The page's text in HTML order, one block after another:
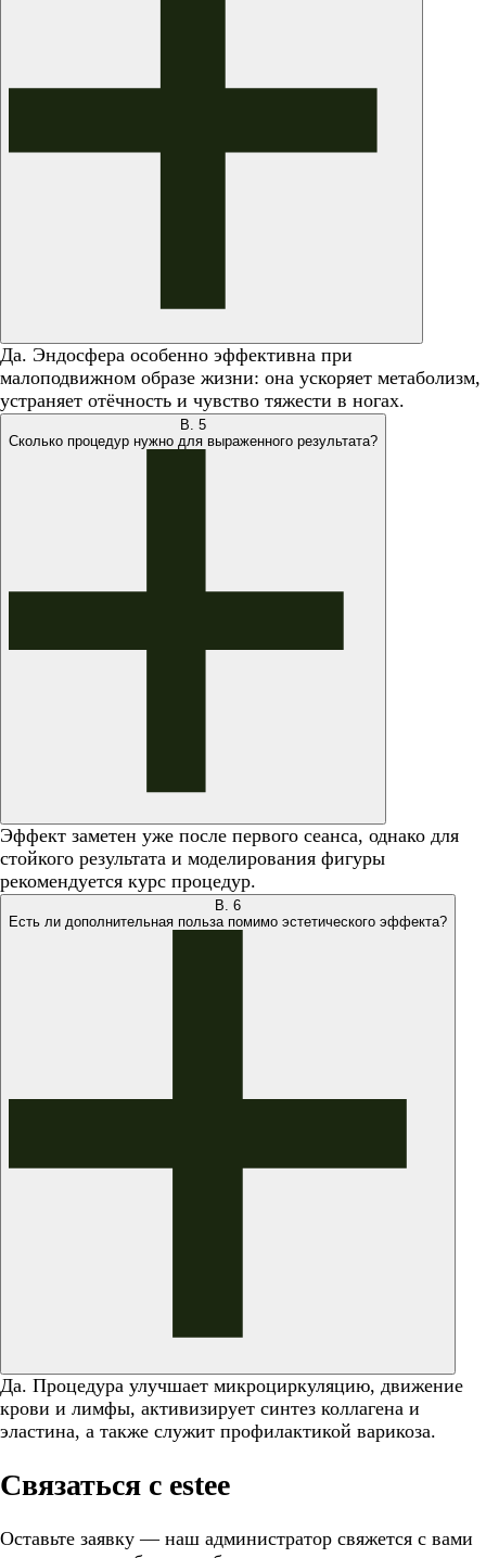
Да. Эндосфера особенно эффективна при
малоподвижном образе жизни: она ускоряет метаболизм,
устраняет отёчность и чувство тяжести в ногах.
В. 5
Сколько процедур нужно для выраженного результата?
Эффект заметен уже после первого сеанса, однако для
стойкого результата и моделирования фигуры
рекомендуется курс процедур.
В. 6
Есть ли дополнительная польза помимо эстетического эффекта?
Да. Процедура улучшает микроциркуляцию, движение
крови и лимфы, активизирует синтез коллагена и
эластина, а также служит профилактикой варикоза.
Связаться с estee
Оставьте заявку — наш администратор свяжется с вами